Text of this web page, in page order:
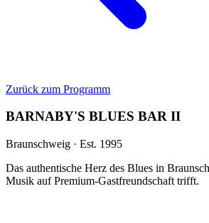
Zurück zum Programm
BARNABY'S BLUES BAR II
Braunschweig · Est. 1995
Das authentische Herz des Blues in
Musik auf Premium-Gastfreundschaft trifft.